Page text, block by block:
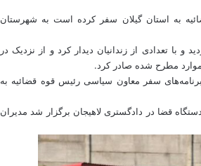
به استان گیلان سفر کرده است به شهرستان
و با تعدادی از زندانیان دیدار کرد و از نزدیک در
موارد مطرح شده صادر کرد.
سفر معاون سیاسی رئیس قوه قضائیه به
قضا در دادگستری لاهیجان برگزار شد مدیران